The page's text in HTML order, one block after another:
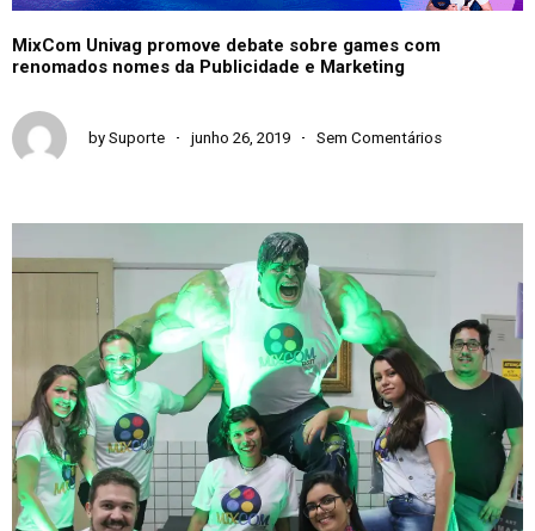
MixCom Univag promove debate sobre games com
renomados nomes da Publicidade e Marketing
by Suporte junho 26, 2019 Sem Comentários